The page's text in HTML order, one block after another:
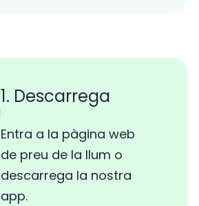
1. Descarrega
Entra a la pàgina web
de preu de la llum o
descarrega la nostra
app.